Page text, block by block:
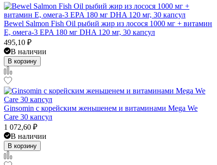
Bewel Salmon Fish Oil рыбий жир из лосося 1000 мг + витамин
E, омега-3 EPA 180 мг DHA 120 мг, 30 капсул
495,10 ₽
В наличии
В корзину
Ginsomin с корейским женьшенем и витаминами Mega We
Care 30 капсул
1 072,60 ₽
В наличии
В корзину